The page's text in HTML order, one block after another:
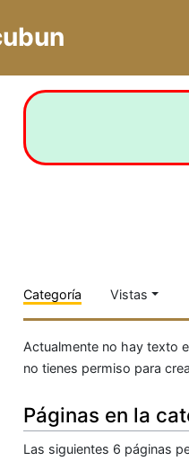
Categoría Vistas
Actualmente no hay texto
no tienes permiso para
Páginas en la
Las siguientes 6 páginas